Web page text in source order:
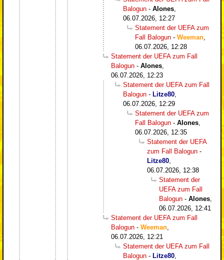
Balogun - Alones
06.07.2026, 12:27
Statement der UEFA zum
Fall Balogun - Weeman
06.07.2026, 12:28
Statement der UEFA zum Fall
Balogun - Alones
06.07.2026, 12:23
Statement der UEFA zum Fall
Balogun - Litze80
06.07.2026, 12:29
Statement der UEFA zum
Fall Balogun - Alones
06.07.2026, 12:35
Statement der UEFA
zum Fall Balogun -
Litze80
06.07.2026, 12:38
Statement der
UEFA zum Fall
Balogun - Alones
06.07.2026, 12:41
Statement der UEFA zum Fall
Balogun - Weeman
06.07.2026, 12:21
Statement der UEFA zum Fall
Balogun - Litze80